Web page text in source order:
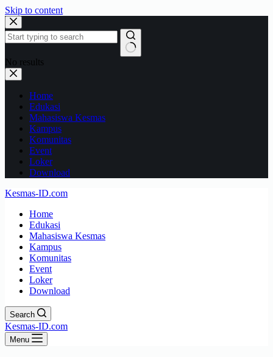
Skip to content
No results
Home
Edukasi
Mahasiswa Kesmas
Kampus
Komunitas
Event
Loker
Download
Kesmas-ID.com
Home
Edukasi
Mahasiswa Kesmas
Kampus
Komunitas
Event
Loker
Download
Search
Kesmas-ID.com
Menu